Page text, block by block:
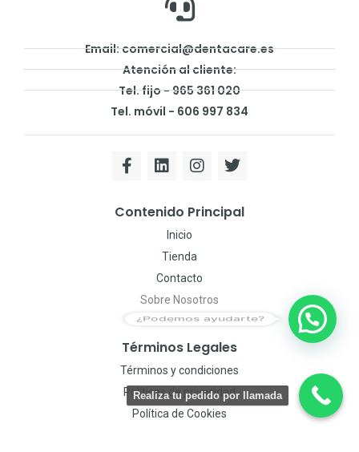
Email: comercial@dentacare.es
Atención al cliente:
Tel. fijo - 965 361 020
Tel. móvil - 606 997 834
Contenido Principal
Inicio
Tienda
Contacto
Sobre Nosotros
Términos Legales
Términos y condiciones
Políticas de privacidad
Política de Cookies
¿Podemos ayudarte?
Realiza tu pedido por llamada